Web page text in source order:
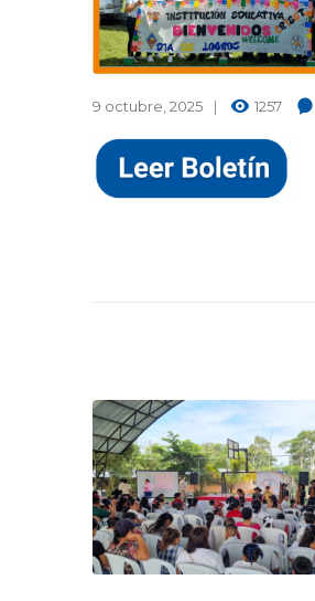
9 octubre, 2025 1257